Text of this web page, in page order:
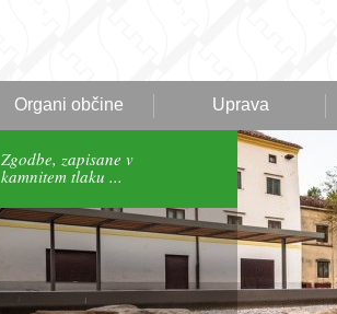
Organi občine Uprava
Zgodbe, zapisane v
kamnitem tlaku ...